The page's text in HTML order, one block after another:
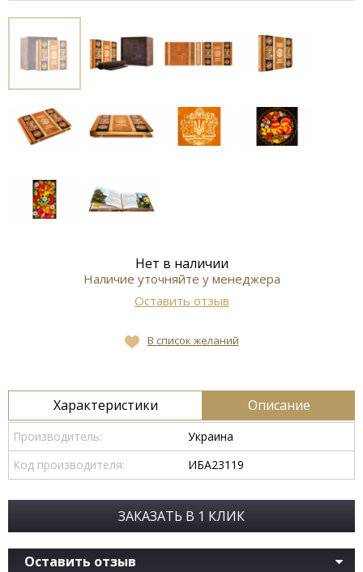
Нет в наличии
Наличие уточняйте у менеджера
Оставить отзыв
В список желаний
Характеристики Описание
Производитель:
Украина
Код производителя:
ИБА23119
ЗАКАЗАТЬ В 1 КЛИК
Оставить отзыв